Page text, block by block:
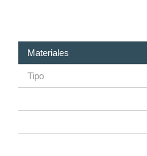
Materiales
Tipo